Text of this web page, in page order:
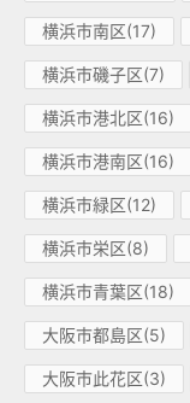
横浜市南区(17)
横浜市磯子区(7)
横浜市港北区(16)
横浜市港南区(16)
横浜市緑区(12)
横浜市栄区(8)
横浜市青葉区(18)
大阪市都島区(5)
大阪市此花区(3)